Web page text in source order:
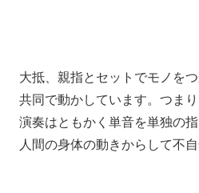
大抵、 親指とセットでモノを
共同で動かしています。 つまり
演奏はともかく 単音を単独の
人間の身体の動きからして不